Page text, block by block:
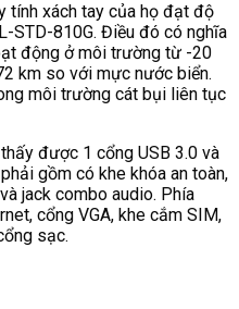
tính xách tay của họ đạt độ
STD-810G. Điều đó có nghĩa
động ở môi trường từ -20
km so với mực nước biển.
môi trường cát bụi liên tục
được 1 cổng USB 3.0 và
gồm có khe khóa an toàn,
jack combo audio. Phía
cổng VGA, khe cắm SIM,
sạc.